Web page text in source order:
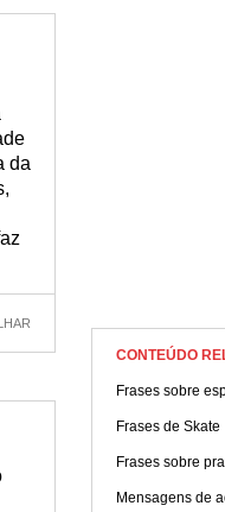
da
CONTEÚDO
Frases sobre
Frases de Skate
Frases sobre
Mensagens de